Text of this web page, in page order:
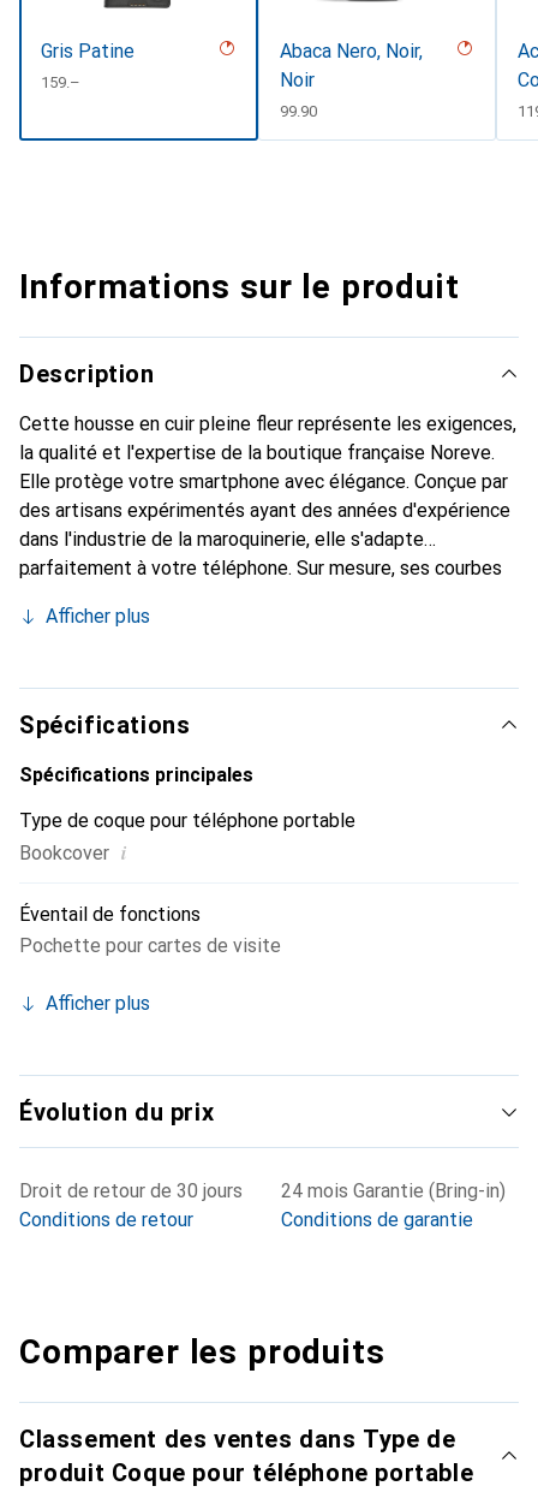
Gris Patine
CHF
159.–
Abaca Nero, Noir,
Noir
CHF
99.90
Informations sur le produit
Description
Cette housse en cuir pleine fleur représente les exigences,
la qualité et l'expertise de la boutique française Noreve.
Elle protège votre smartphone avec élégance. Conçue par
des artisans expérimentés ayant des années d'expérience
dans l'industrie de la maroquinerie, elle s'adapte
parfaitement à votre téléphone. Sur mesure, ses courbes
l'accessoire chic et indispensable pour votre smartphone.
qualité, la marque Noreve est un choix fiable pour une
clientèle exigeante.
Afficher plus
Spécifications
Spécifications principales
Type de coque pour téléphone portable
Bookcover i
Éventail de fonctions
Pochette pour cartes de visite
Afficher plus
Évolution du prix
Droit de retour de 30 jours
Conditions de retour
24 mois Garantie (Bring-in)
Conditions de garantie
Comparer les produits
Classement des ventes dans Type de
produit Coque pour téléphone portable